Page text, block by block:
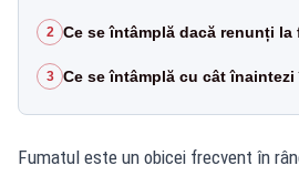
2 Ce se întâmplă dacă renunți la
3 Ce se întâmplă cu cât
Fumatul este un obicei frecvent în